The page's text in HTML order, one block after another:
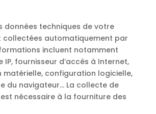
données techniques de votre
collectées automatiquement par
incluent notamment
IP, fournisseur d’accès à Internet,
matérielle, configuration logicielle,
du navigateur… La collecte de
nécessaire à la fourniture des